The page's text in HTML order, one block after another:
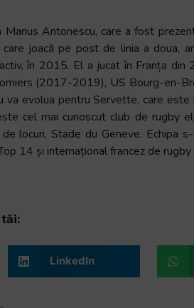
Antonescu, care a fost
joacă pe post de linia a doua,
în 2015. El a jucat în Franța din
(2017-2019), US Bourg-en-
evolua pentru Servette, care este
cel mai cunoscut club de rugby
locuri, Stade du Geneve. Echipa
14 și internațional francez de rugby
LinkedIn